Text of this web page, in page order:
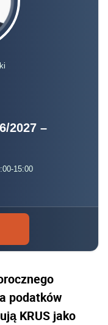
2027 –
15:00
podatków
KRUS jako